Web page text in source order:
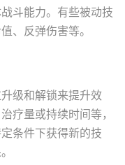
斗能力。有些被动技
、反弹伤害等。
级和解锁来提升效
疗量或持续时间等，
条件下获得新的技